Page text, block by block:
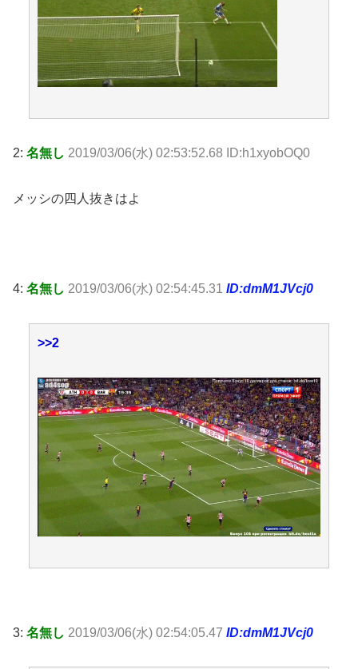
2: 名無し 2019/03/06(水) 02:53:52.68 ID:h1xyobOQ0
メッシの四人抜きはよ
4: 名無し 2019/03/06(水) 02:54:45.31 ID:dmM1JVcj0
>>2
3: 名無し 2019/03/06(水) 02:54:05.47 ID:dmM1JVcj0